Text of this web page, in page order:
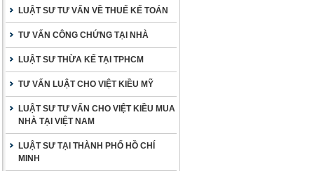
LUẬT SƯ TƯ VẤN VỀ THUẾ KẾ TOÁN
TƯ VẤN CÔNG CHỨNG TẠI NHÀ
LUẬT SƯ THỪA KẾ TẠI TPHCM
TƯ VẤN LUẬT CHO VIỆT KIỀU MỸ
LUẬT SƯ TƯ VẤN CHO VIỆT KIỀU MUA
NHÀ TẠI VIỆT NAM
LUẬT SƯ TẠI THÀNH PHỐ HỒ CHÍ
MINH